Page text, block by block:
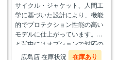
サイクル・ジャケット。人間工
学に基づいた設計により、機能
的でプロテクション性能の高い
モデルに仕上がっています。胸
と背中にはオプションで対応の
プロテクターを装着することが
広島店 在庫状況 在庫あり